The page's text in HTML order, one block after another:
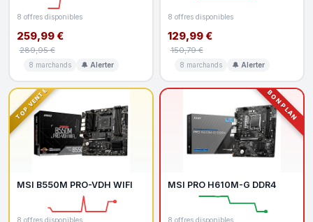
8 offres disponibles
259,99 €
289,95 €
8 marchands 🔔 Alerter
8 offres disponibles
129,99 €
150,79 €
8 marchands 🔔 Alerter
TOP VENTE
MSI B550M PRO-VDH WIFI
8 offres disponibles
BON PLAN
MSI PRO H610M-G DDR4
8 offres disponibles